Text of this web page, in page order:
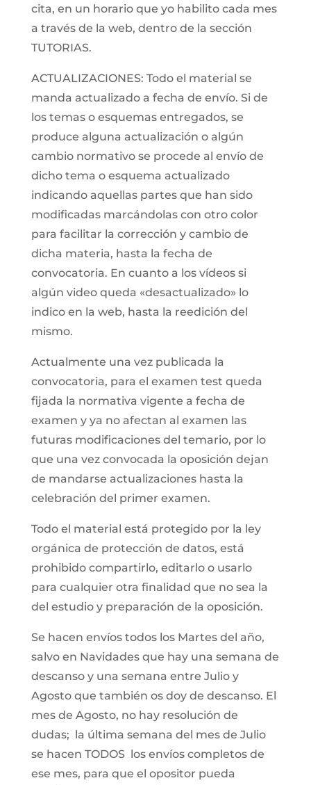
cita, en un horario que yo habilito cada mes
a través de la web, dentro de la sección
TUTORIAS.
ACTUALIZACIONES: Todo el material se
manda actualizado a fecha de envío. Si de
los temas o esquemas entregados, se
produce alguna actualización o algún
cambio normativo se procede al envío de
dicho tema o esquema actualizado
indicando aquellas partes que han sido
modificadas marcándolas con otro color
para facilitar la corrección y cambio de
dicha materia, hasta la fecha de
convocatoria. En cuanto a los vídeos si
algún video queda «desactualizado» lo
indico en la web, hasta la reedición del
mismo.
Actualmente una vez publicada la
convocatoria, para el examen test queda
fijada la normativa vigente a fecha de
examen y ya no afectan al examen las
futuras modificaciones del temario, por lo
que una vez convocada la oposición dejan
de mandarse actualizaciones hasta la
celebración del primer examen.
Todo el material está protegido por la ley
orgánica de protección de datos, está
prohibido compartirlo, editarlo o usarlo
para cualquier otra finalidad que no sea la
del estudio y preparación de la oposición.
Se hacen envíos todos los Martes del año,
salvo en Navidades que hay una semana de
descanso y una semana entre Julio y
Agosto que también os doy de descanso. El
mes de Agosto, no hay resolución de
dudas; la última semana del mes de Julio
se hacen TODOS los envíos completos de
ese mes, para que el opositor pueda